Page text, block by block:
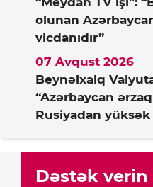
olunan
vicdanıdır”
Beynəlxalq
“Azərbaycan
Rusiyadan yüksək
07 Avqust 2026
Dəstək verin